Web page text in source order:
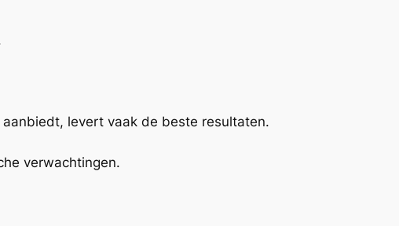
levert vaak de beste resultaten.
verwachtingen.